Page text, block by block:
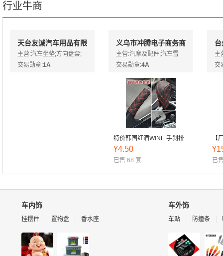
行业牛商
天台友诚汽车用品有限
公司
主营:汽车坐垫;方向盘套;
头枕腰靠
交易勋章:1A
义乌市冲腾电子商务商
行
主营:汽摩及配件;汽车雪
铲;汽车安全锤;汽车充气
遮阳板;汽车车载转换器;龟
牌;保赐利;车载竹炭包;汽
车腰靠；头枕;汽车遮阳档;
汽车灭火装置;擦车毛巾;汽
套;汽车脚垫
交易勋章:4A
特价韩国红酒WINE 手刹排
挡套 车饰自动手动档把套 汽
车内饰套装
¥4.50
已售:68 套
主
向
交
【
布
座
¥
已
车内饰
挂摆件 置物盒 香水座
车外饰
车贴 防撞条